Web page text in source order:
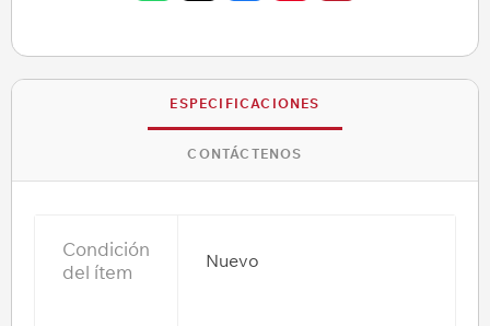
ESPECIFICACIONES
CONTÁCTENOS
Condición
del ítem
Nuevo